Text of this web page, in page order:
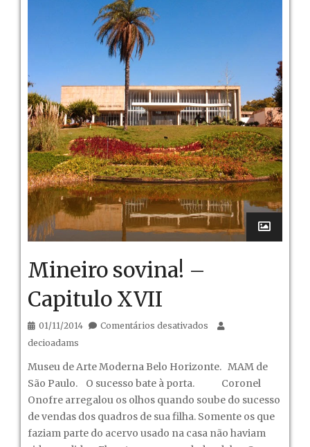
Mineiro sovina! –
Capitulo XVII
01/11/2014 Comentários desativados em
decioadams
Museu de Arte Moderna Belo Horizonte. MAM de
São Paulo. O sucesso bate à porta. Coronel
Onofre arregalou os olhos quando soube do sucesso
de vendas dos quadros de sua filha. Somente os que
faziam parte do acervo usado na casa não haviam